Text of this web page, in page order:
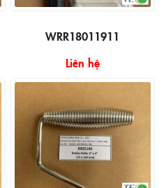
WRR18011911
Liên hệ